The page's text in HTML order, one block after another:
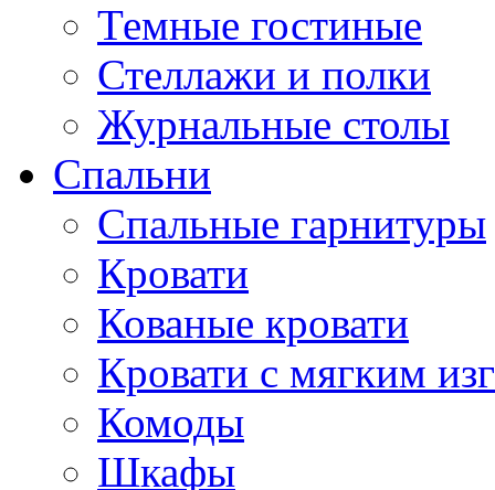
Темные гостиные
Стеллажи и полки
Журнальные столы
Спальни
Спальные гарнитуры
Кровати
Кованые кровати
Кровати с мягким
Комоды
Шкафы